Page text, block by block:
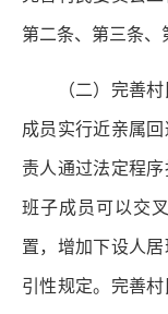
第二条、第三条、
（二）完善
成员实行近亲属
责人通过法定程
班子成员可以交
置，增加下设人
引性规定。完善